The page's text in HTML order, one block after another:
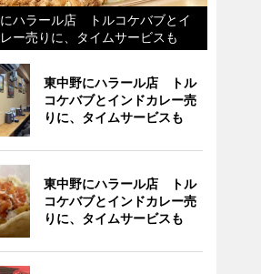
ハラール店 トルコケバブとイ
ー売りに、タイムサービスも
東中野にハラール店 トル
コケバブとインドカレー売
りに、タイムサービスも
東中野にハラール店 トル
コケバブとインドカレー売
りに、タイムサービスも